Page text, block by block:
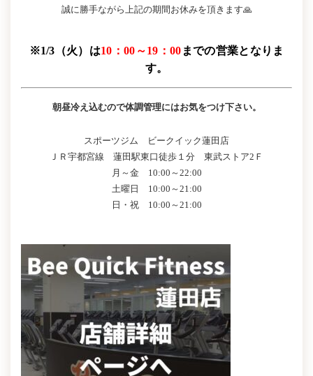
誠に勝手ながら上記の期間お休みを頂きます🙏
※1/3（火）は10：00～19：00 までの営業となりま
す。
朝昼冷え込むので体調管理にはお気をつけ下さい。
スポーツジム ビークイック蓮田店
ＪＲ宇都宮線 蓮田駅東口徒歩１分 東武ストア2Ｆ
月～金 10:00～22:00
土曜日 10:00～21:00
日・祝 10:00～21:00